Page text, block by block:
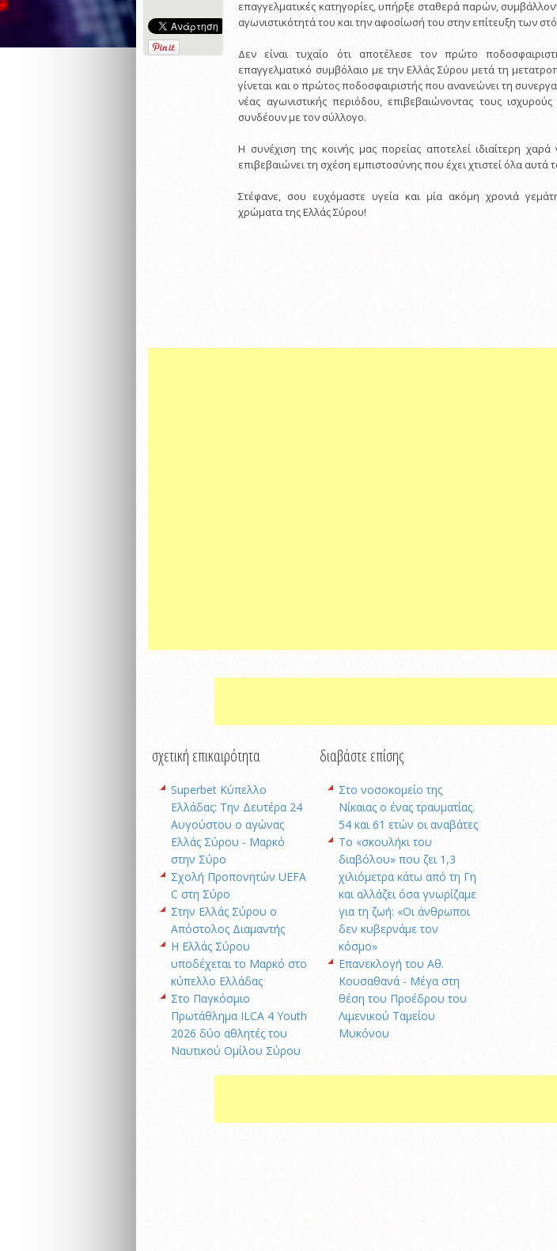
επαγγελματικές κατηγορίες, υπήρξε σταθερά παρών,
αγωνιστικότητά του και την αφοσίωσή του στην επίτευξη των
Δεν είναι τυχαίο ότι αποτέλεσε τον πρώτο
επαγγελματικό συμβόλαιο με την Ελλάς Σύρου μετά τη
γίνεται και ο πρώτος ποδοσφαιριστής που ανανεώνει τη
νέας αγωνιστικής περιόδου, επιβεβαιώνοντας τους
συνδέουν με τον σύλλογο.
Η συνέχιση της κοινής μας πορείας αποτελεί ιδιαίτερη
επιβεβαιώνει τη σχέση εμπιστοσύνης που έχει χτιστεί όλα αυτά
Στέφανε, σου ευχόμαστε υγεία και μία ακόμη χρονιά
χρώματα της Ελλάς Σύρου!
σχετική επικαιρότητα
Superbet Κύπελλο
Ελλάδας: Την Δευτέρα 24
Αυγούστου ο αγώνας
Ελλάς Σύρου - Μαρκό
στην Σύρο
Σχολή Προπονητών UEFA
C στη Σύρο
Στην Ελλάς Σύρου ο
Απόστολος Διαμαντής
Η Ελλάς Σύρου
υποδέχεται το Μαρκό στο
κύπελλο Ελλάδας
Στο Παγκόσμιο
Πρωτάθλημα ILCA 4 Youth
2026 δύο αθλητές του
Ναυτικού Ομίλου Σύρου
διαβάστε επίσης
Στο νοσοκομείο της
Νίκαιας ο ένας τραυματίας.
54 και 61 ετών οι αναβάτες
Το «σκουλήκι του
διαβόλου» που ζει 1,3
χιλιόμετρα κάτω από τη Γη
και αλλάζει όσα γνωρίζαμε
για τη ζωή: «Οι άνθρωποι
δεν κυβερνάμε τον
κόσμο»
Επανεκλογή του Αθ.
Κουσαθανά - Μέγα στη
θέση του Προέδρου του
Λιμενικού Ταμείου
Μυκόνου